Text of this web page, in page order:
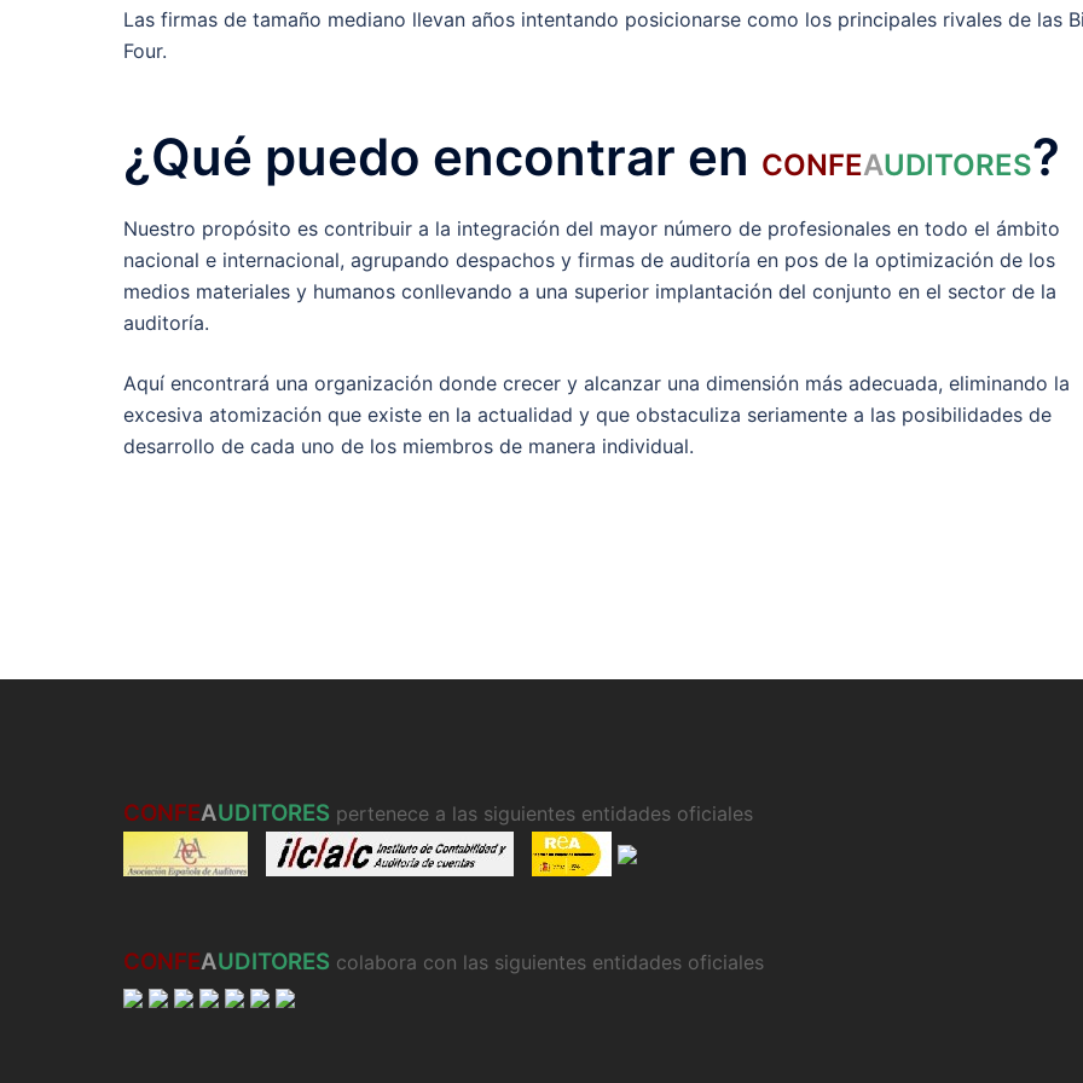
Las firmas de tamaño mediano llevan años intentando posicionarse como los principales rivales de las
Four.
¿Qué puedo encontrar en CONFEAUDITORES?
Nuestro propósito es contribuir a la integración del mayor número de profesionales en todo el ámbito
nacional e internacional, agrupando despachos y firmas de auditoría en pos de la optimización de los
medios materiales y humanos conllevando a una superior implantación del conjunto en el sector de la
auditoría.
Aquí encontrará una organización donde crecer y alcanzar una dimensión más adecuada, eliminando la
excesiva atomización que existe en la actualidad y que obstaculiza seriamente a las posibilidades de
desarrollo de cada uno de los miembros de manera individual.
CONFEAUDITORES pertenece a las siguientes entidades oficiales
CONFEAUDITORES colabora con las siguientes entidades oficiales